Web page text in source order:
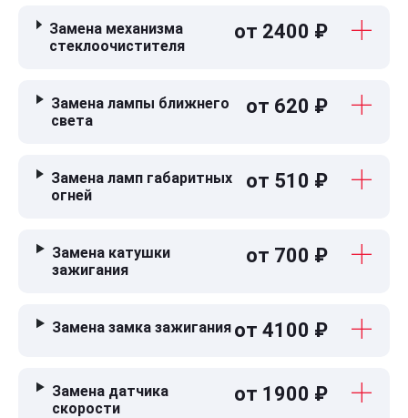
Замена механизма
стеклоочистителя
от 2400 ₽
Замена лампы ближнего
света
от 620 ₽
Замена ламп габаритных
огней
от 510 ₽
Замена катушки
зажигания
от 700 ₽
Замена замка зажигания от 4100 ₽
Замена датчика
скорости
от 1900 ₽